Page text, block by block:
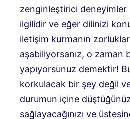
zenginleştirici deneyimler
ilgilidir ve eğer dilinizi
iletişim kurmanın
aşabiliyorsanız, o zaman
yapıyorsunuz demektir!
korkulacak bir şey değil
durumun içine
sağlayacağınızı ve